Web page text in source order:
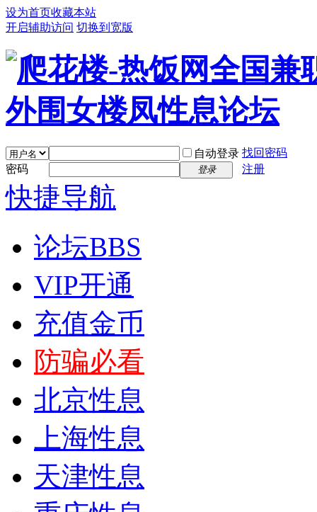
设为首页收藏本站
开启辅助访问 切换到宽版
自动登录 找回密码
密码
登录 注册
快捷导航
论坛BBS
VIP开通
充值金币
防骗必看
北京性息
上海性息
天津性息